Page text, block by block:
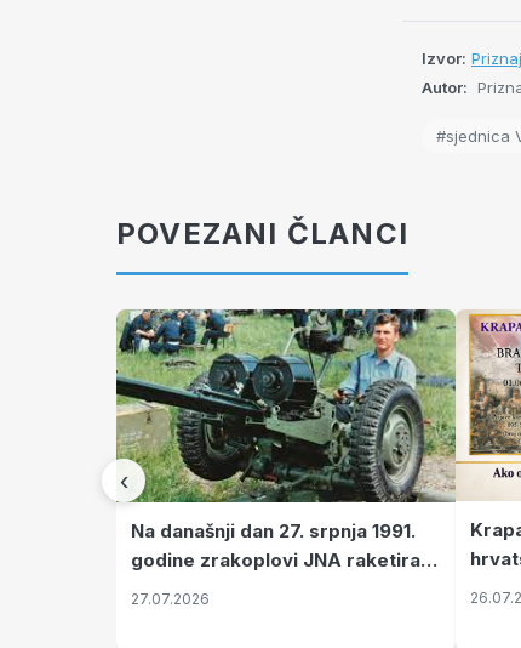
Izvor:
Autor:
#sjednica
POVEZANI ČLANCI
‹
Na današnji dan 27. srpnja 1991.
godine zrakoplovi JNA raketirali
su vojarnu i obučni centar "Nikola
27.07.2026